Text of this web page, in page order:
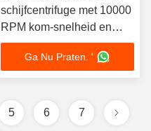
schijfcentrifuge met 10000
RPM kom-snelheid en
10000 g centrifugale
kracht voor VCO-
verwerking
Ga Nu Praten. '
5 6 7